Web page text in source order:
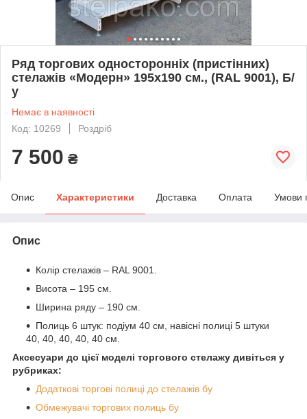
Ряд торгових односторонніх (пристінних)
стелажів «Модерн» 195х190 см., (RAL 9001), Б/
у
Немає в наявності
Код: 10269
Роздріб
7 500 ₴
Опис Характеристики Доставка Оплата Умови
Опис
Колір стелажів – RAL 9001.
Висота – 195 см.
Ширина ряду – 190 см.
Полиць 6 штук: подіум 40 см, навісні полиці 5 штуки
40, 40, 40, 40, 40 см.
Аксесуари до цієї моделі торгового стелажу дивіться у
рубриках:
Додаткові торгові полиці до стелажів бу
Обмежувачі торгових полиць бу